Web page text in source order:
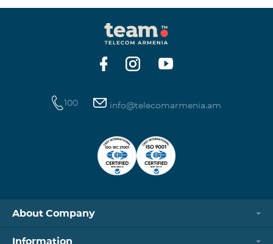
100 info@telecomarmenia.am
About Company
Information